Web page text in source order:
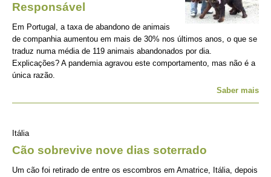
Responsável
Em Portugal, a taxa de abandono de animais
de companhia aumentou em mais de 30% nos últimos anos, o que se
traduz numa média de 119 animais abandonados por dia.
Explicações? A pandemia agravou este comportamento, mas não é a
única razão.
Saber mais
Itália
Cão sobrevive nove dias soterrado
Um cão foi retirado de entre os escombros em Amatrice, Itália, depois